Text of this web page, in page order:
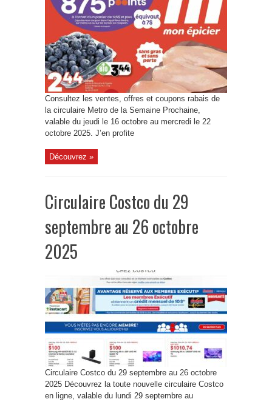
Consultez les ventes, offres et coupons rabais de
la circulaire Metro de la Semaine Prochaine,
valable du jeudi le 16 octobre au mercredi le 22
octobre 2025. J’en profite
Découvrez »
Circulaire Costco du 29
septembre au 26 octobre
2025
Circulaire Costco du 29 septembre au 26 octobre
2025 Découvrez la toute nouvelle circulaire Costco
en ligne, valable du lundi 29 septembre au